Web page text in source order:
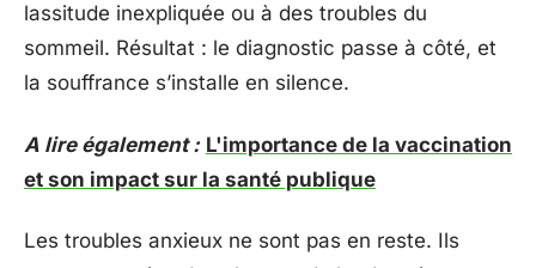
lassitude inexpliquée ou à des troubles du
sommeil. Résultat : le diagnostic passe à côté, et
la souffrance s’installe en silence.
A lire également : L'importance de la vaccination
et son impact sur la santé publique
Les troubles anxieux ne sont pas en reste. Ils